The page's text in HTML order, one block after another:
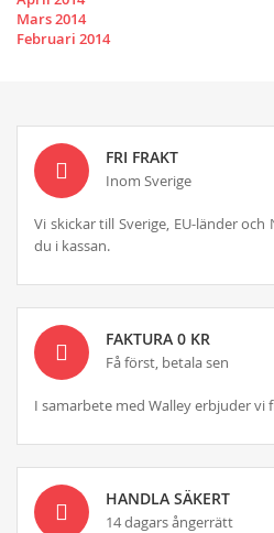
Mars 2014
Februari 2014
FRI FRAKT
Inom Sverige
Vi skickar till Sverige, EU-länder
du i kassan.
FAKTURA 0 KR
Få först, betala sen
I samarbete med Walley erbjuder vi
HANDLA SÄKERT
14 dagars ångerrätt